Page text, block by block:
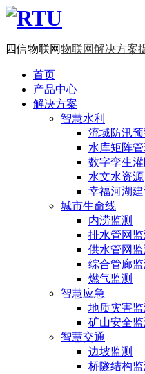
四信物联网物联网解决方案
首页
产品中心
解决方案
智慧水利
流域防汛
水库矩阵
数字孪生灌
水文水资源
幸福河湖
城市生命线
内涝监测
排水管网监
供水管网监
综合管廊监
燃气监测
智慧应急
地质灾害监
矿山安全
智慧交通
边坡监测
桥隧结构监